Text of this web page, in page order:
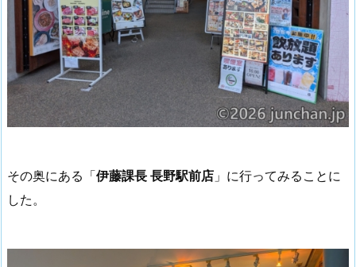
その奥にある「伊藤課長 長野駅前店 」に行ってみることに
した。